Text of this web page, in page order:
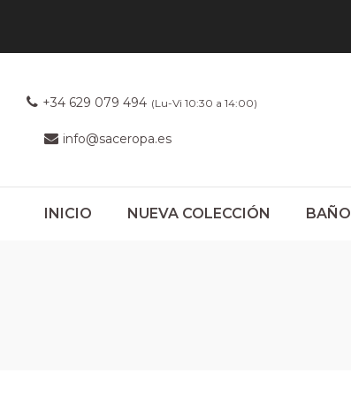
+34 629 079 494 (Lu-Vi 10:30 a 14:00)
info@saceropa.es
INICIO NUEVA COLECCIÓN BAÑO